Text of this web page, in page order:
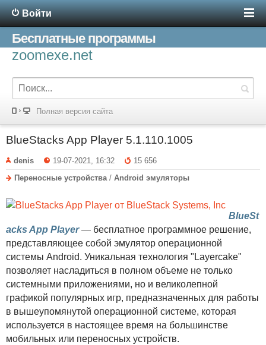
Войти
Бесплатные программы
zoomexe.net
Полная версия сайта
BlueStacks App Player 5.1.110.1005
denis 19-07-2021, 16:32
15 656
Переносные устройства / Android эмуляторы
BlueSt
acks App Player— бесплатное программное решение,
представляющее собой эмулятор операционной
системы Android. Уникальная технология "Layercake"
позволяет насладиться в полном объеме не только
системными приложениями, но и великолепной
графикой популярных игр, предназначенных для работы
в вышеупомянутой операционной системе, которая
используется в настоящее время на большинстве
мобильных или переносных устройств.